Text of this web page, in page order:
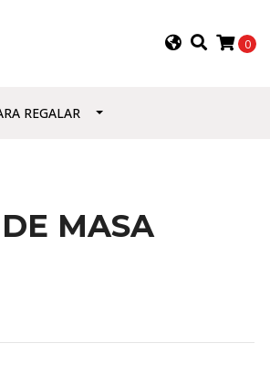
0
REGALAR
MASA